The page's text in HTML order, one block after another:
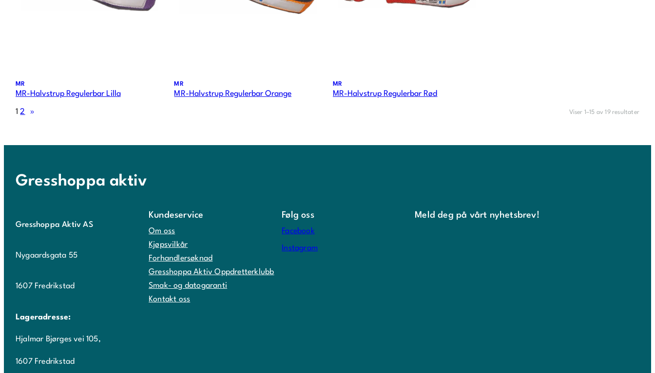
MR
MR-Halvstrup Regulerbar Lilla
MR
MR-Halvstrup Regulerbar Orange
MR
MR-Halvstrup Regulerbar Rød
1 2 » Viser 1–15 av 19 resultater
Gresshoppa aktiv
Gresshoppa Aktiv AS
Nygaardsgata 55
1607 Fredrikstad
Lageradresse:
Hjalmar Bjørges vei 105,
1607 Fredrikstad
Kundeservice
Om oss
Kjøpsvilkår
Forhandlersøknad
Gresshoppa Aktiv Oppdretterklubb
Smak- og datogaranti
Kontakt oss
Følg oss
Facebook
Instagram
Meld deg på vårt nyhetsbrev!